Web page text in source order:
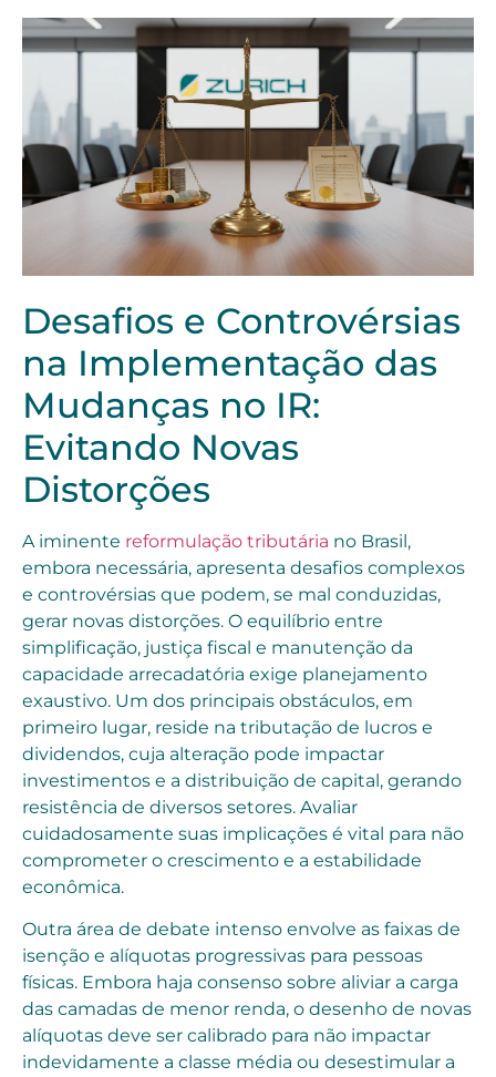
Desafios e Controvérsias
na Implementação das
Mudanças no IR:
Evitando Novas
Distorções
A iminente reformulação tributária no Brasil,
embora necessária, apresenta desafios complexos
e controvérsias que podem, se mal conduzidas,
gerar novas distorções. O equilíbrio entre
simplificação, justiça fiscal e manutenção da
capacidade arrecadatória exige planejamento
exaustivo. Um dos principais obstáculos, em
primeiro lugar, reside na tributação de lucros e
dividendos, cuja alteração pode impactar
investimentos e a distribuição de capital, gerando
resistência de diversos setores. Avaliar
cuidadosamente suas implicações é vital para não
comprometer o crescimento e a estabilidade
econômica.
Outra área de debate intenso envolve as faixas de
isenção e alíquotas progressivas para pessoas
físicas. Embora haja consenso sobre aliviar a carga
das camadas de menor renda, o desenho de novas
alíquotas deve ser calibrado para não impactar
indevidamente a classe média ou desestimular a